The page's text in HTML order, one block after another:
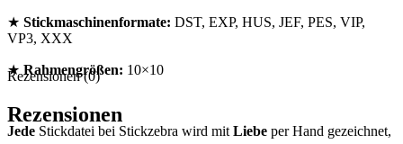
★ Stickmaschinenformate: DST, EXP, HUS, JEF, PES, VIP,
VP3, XXX
★ Rahmengrößen: 10×10
Jede Stickdatei bei Stickzebra wird mit Liebe per Hand gezeichnet,
Rezensionen (0)
Rezensionen